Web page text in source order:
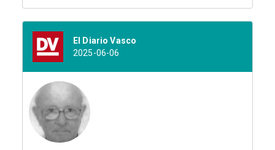
El Diario Vasco
2025-06-06